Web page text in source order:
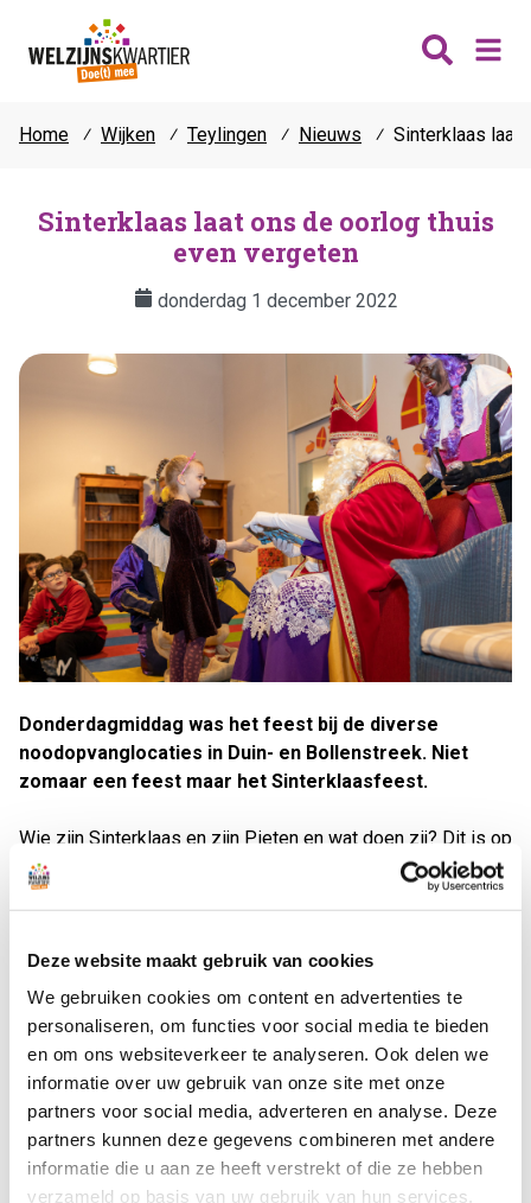
Deze website maakt gebruik van cookies
We gebruiken cookies om content en advertenties te
personaliseren, om functies voor social media te bieden
en om ons websiteverkeer te analyseren. Ook delen we
informatie over uw gebruik van onze site met onze
partners voor social media, adverteren en analyse. Deze
partners kunnen deze gegevens combineren met andere
informatie die u aan ze heeft verstrekt of die ze hebben
verzameld op basis van uw gebruik van hun services.
Noordwijk
Lisse
Teylingen
Jongeren
Vrijwilligers
Fit & vitaal
Mantelzorg
Verhuur
Contact
Home ⁄ Wijken ⁄ Teylingen ⁄ Nieuws ⁄ Sinterklaas laat
Sinterklaas laat ons de oorlog thuis
even vergeten
donderdag 1 december 2022
Donderdagmiddag was het feest bij de diverse
noodopvanglocaties in Duin- en Bollenstreek. Niet
zomaar een feest maar het Sinterklaasfeest.
Wie zijn Sinterklaas en zijn Pieten en wat doen zij? Dit is op
alle locaties uitgelegd en natuurlijk zijn ook de
Sinterklaasliedjes geoefend. Versieringen werden gemaakt
dansje met de pieten en een foto bij de Sint kregen alle
Leuk om te weten dat Oekraïners ook Sinterklaas vieren.
Hun goedheiligman heet Mykolai, een byzantijnse bisschop
die zijn verjaardag op 19 december viert.
Speciaal bedankje
Stichting Sint en Pietenactie
bedankt dat jullie er een